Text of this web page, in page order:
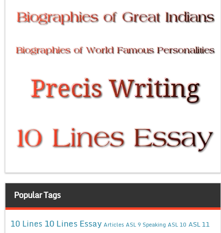
Popular Tags
10 Lines 10 Lines Essay Articles ASL 9 Speaking ASL 10 ASL 11